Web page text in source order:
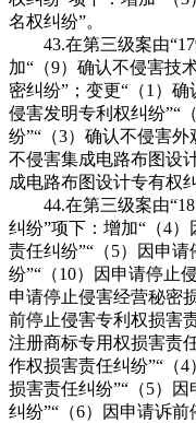
名权纠纷”。
43.在第三级案由
加“（9）确认不侵害技
密纠纷”；变更“（1）
侵害发明专利权纠纷”“
纷”“（3）确认不侵害
不侵害集成电路布图设
成电路布图设计专有权纠
44.在第三级案由
纠纷”项下：增加“（4
责任纠纷”“（5）因申
纷”“（10）因申请停止
申请停止侵害经营秘密
前停止侵害专利权损害
注册商标专用权损害责
作权损害责任纠纷”“（
损害责任纠纷”“（5）
纠纷”“（6）因申请诉